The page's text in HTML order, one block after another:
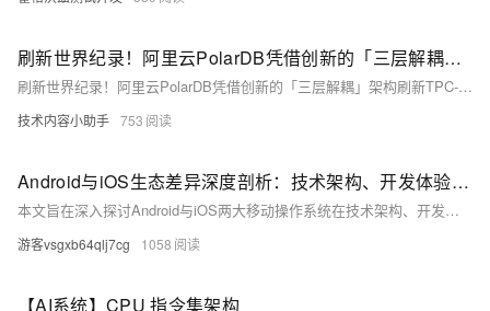
刷新世界纪录！阿里云PolarDB凭借创新的「三层解耦」架构刷新TPC-C基准测试世界纪录
刷新世界纪录！阿里云PolarDB凭借创新的「三层解耦」架构刷新TPC-C基准测试世界纪录
技术内容小助手 753
Android与iOS生态差异深度剖析：技术架构、开发体验与市场影响####
本文旨在深入探讨Android与iOS两大移动操作系统在技术架构、开发环境及市场表现上的核心差异，为开发者和技术爱好者提供全面的视角。通过对比分析，揭示两者如何塑造了当今多样化的移动应用生态，并对未来发展趋势进行了展望。 ####
游客vsgxb64qlj7cg 1058
【AI系统】CPU 指令集架构